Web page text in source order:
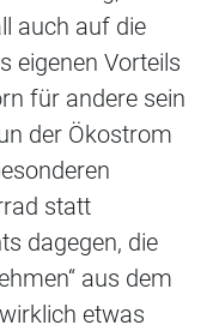
auch auf die
eigenen Vorteils
für andere sein
der Ökostrom
statt
dagegen, die
aus dem
etwas